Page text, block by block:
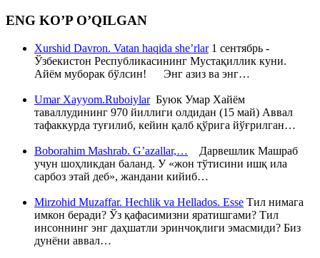
ENG KO’P O’QILGAN
Xurshid Davron. Vatan haqida she’rlar1 сентябрь -
Ўзбекистон Республикасининг Мустақиллик куни.
Айём муборак бўлсин! Энг азиз ва энг…
Umar Xayyom.RuboiylarБуюк Умар Хайём
таваллудининг 970 йиллиги олдидан (15 май) Аввал
тафаккурда туғилиб, кейин қалб қўрига йўғрилган…
Boborahim Mashrab. G’azallar,… Дарвешлик Машраб
учун шоҳликдан баланд. У «жон тўтисини ишқ ила
сарбоз этай деб», жандани кийиб…
Mirzohid Muzaffar. Hechlik va Hellados. Esse Тил нимага
имкон беради? Ўз қафасимизни яратишгами? Тил
инсоннинг энг даҳшатли эринчоқлиги эмасмиди? Биз
дунёни аввал…